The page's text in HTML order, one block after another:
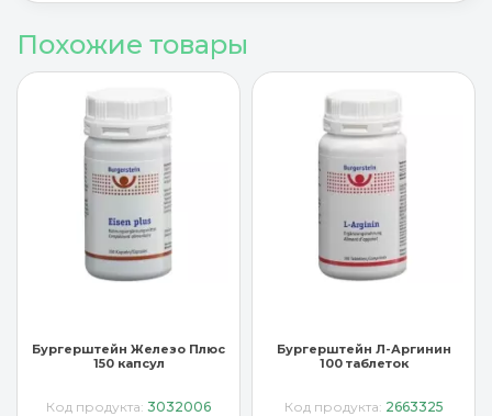
Похожие товары
Бургерштейн Железо Плюс
150 капсул
Код продукта: 3032006
Бургерштейн Л-Аргинин
100 таблеток
Код продукта: 2663325